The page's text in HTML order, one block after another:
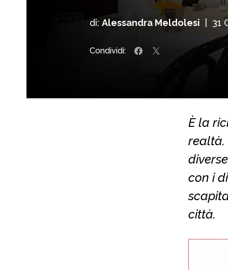
di: Alessandra Meldolesi 31
Condividi:
È la
realtà.
con i
città.